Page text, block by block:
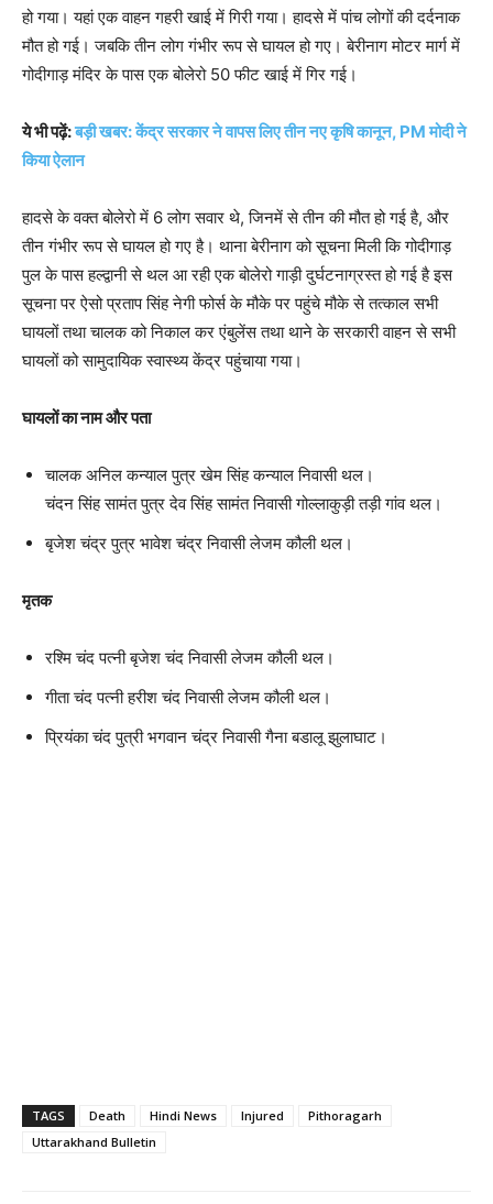
हो गया। यहां एक वाहन गहरी खाई में गिरी गया। हादसे में पांच लोगों की दर्दनाक
मौत हो गई। जबकि तीन लोग गंभीर रूप से घायल हो गए। बेरीनाग मोटर मार्ग में
गोदीगाड़ मंदिर के पास एक बोलेरो 50 फीट खाई में गिर गई।
ये भी पढ़ें:बड़ी खबर: केंद्र सरकार ने वापस लिए तीन नए कृषि कानून, PM मोदी ने
किया ऐलान
हादसे के वक्त बोलेरो में 6 लोग सवार थे, जिनमें से तीन की मौत हो गई है, और
तीन गंभीर रूप से घायल हो गए है। थाना बेरीनाग को सूचना मिली कि गोदीगाड़
पुल के पास हल्द्वानी से थल आ रही एक बोलेरो गाड़ी दुर्घटनाग्रस्त हो गई है इस
सूचना पर ऐसो प्रताप सिंह नेगी फोर्स के मौके पर पहुंचे मौके से तत्काल सभी
घायलों तथा चालक को निकाल कर एंबुलेंस तथा थाने के सरकारी वाहन से सभी
घायलों को सामुदायिक स्वास्थ्य केंद्र पहुंचाया गया।
घायलों का नाम और पता
चालक अनिल कन्याल पुत्र खेम सिंह कन्याल निवासी थल।
चंदन सिंह सामंत पुत्र देव सिंह सामंत निवासी गोल्लाकुड़ी तड़ी गांव थल।
बृजेश चंद्र पुत्र भावेश चंद्र निवासी लेजम कौली थल।
मृतक
रश्मि चंद पत्नी बृजेश चंद निवासी लेजम कौली थल।
गीता चंद पत्नी हरीश चंद निवासी लेजम कौली थल।
प्रियंका चंद पुत्री भगवान चंद्र निवासी गैना बडालू झुलाघाट।
TAGS Death Hindi News Injured
Pithoragarh
Uttarakhand Bulletin